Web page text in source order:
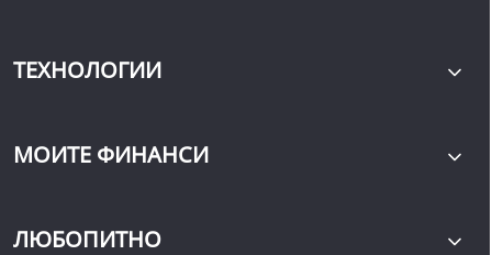
ТЕХНОЛОГИИ
МОИТЕ ФИНАНСИ
ЛЮБОПИТНО